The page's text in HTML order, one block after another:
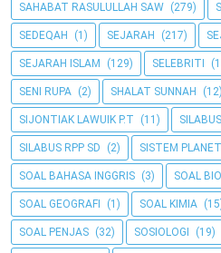
SAHABAT RASULULLAH SAW (279)
SEDEQAH (1) SEJARAH (217)
SEJARAH ISLAM (129) SELEBRITI
SENI RUPA (2) SHALAT SUNNAH (12)
SIJONTIAK LAWUIK P.T (11)
SILABUS RPP SD (2) SISTEM PLANET
SOAL BAHASA INGGRIS (3) SOAL
SOAL GEOGRAFI (1) SOAL KIMIA
SOAL PENJAS (32) SOSIOLOGI (19)